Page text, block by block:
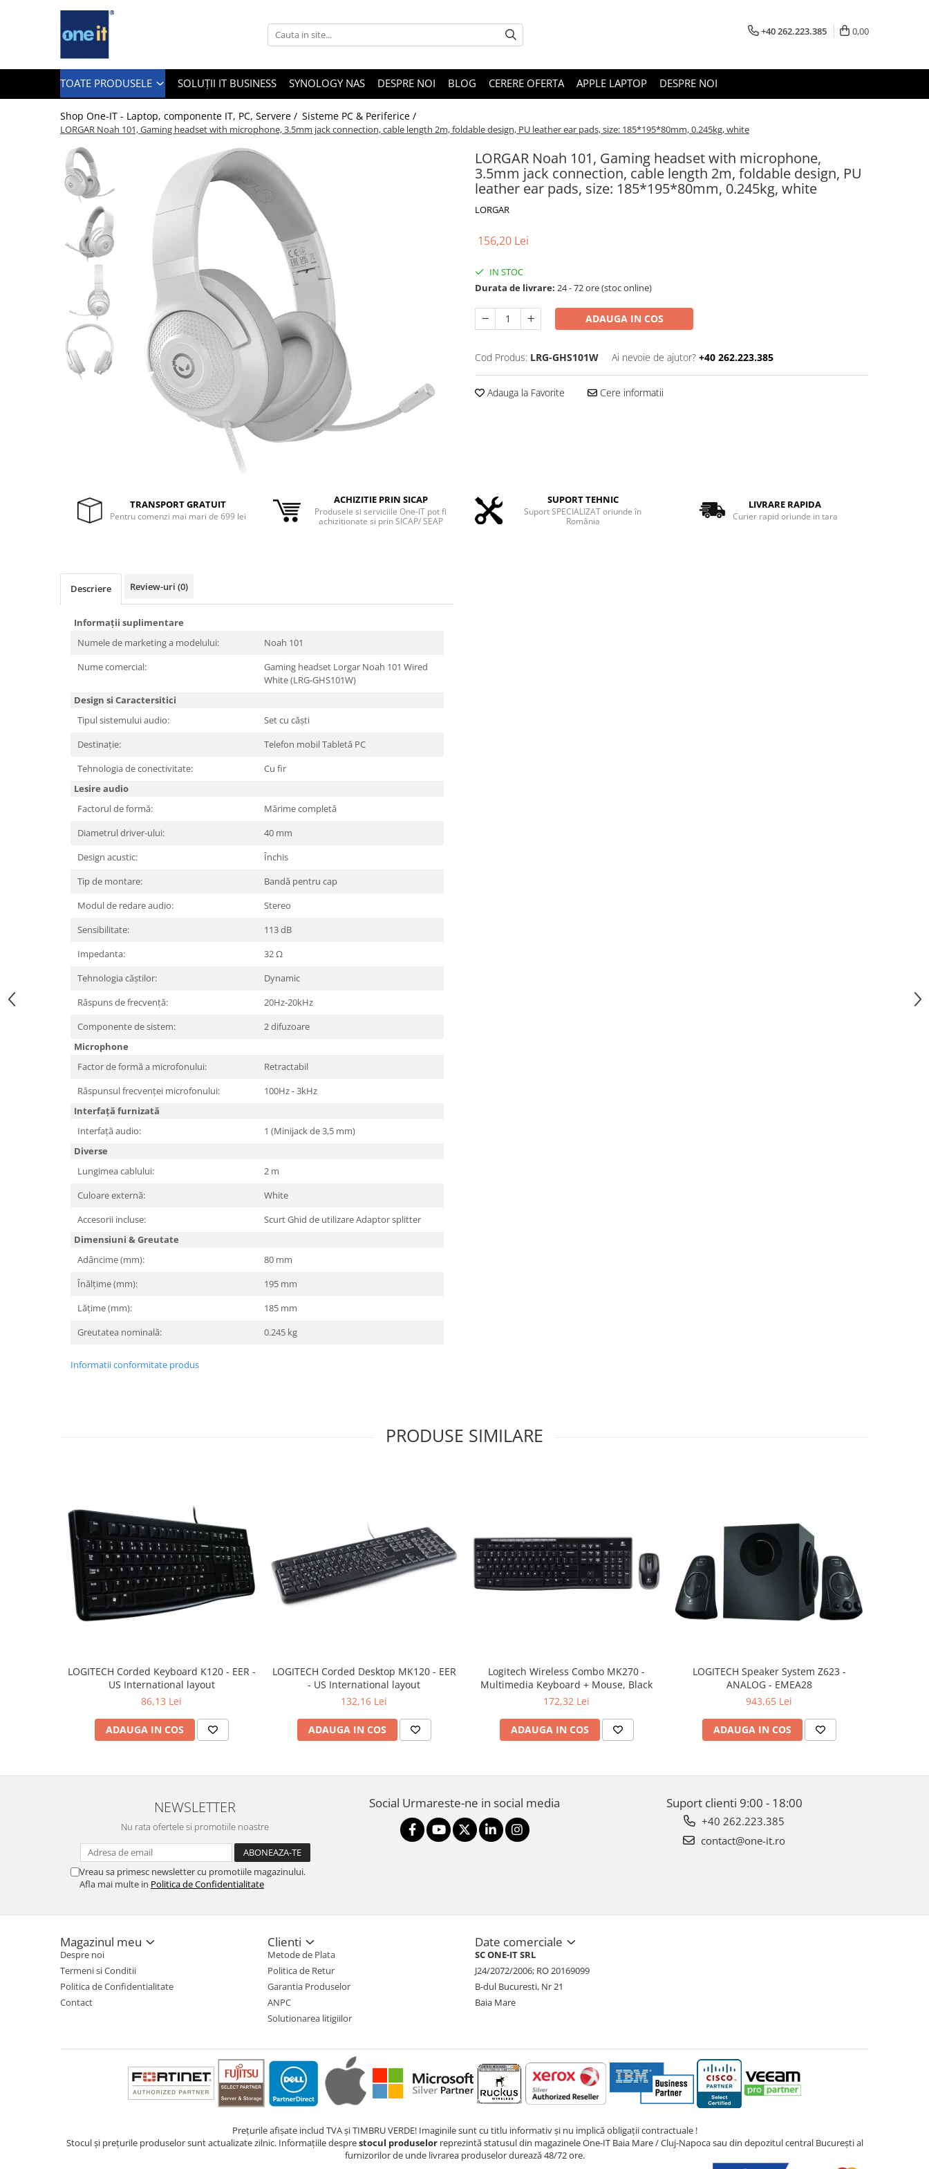
Toate Produsele
Laptop / Notebook
Notebook Consumer
Accesorii Laptop
Componente Laptop
Tablete & accesorii
Telefoane & accesorii
Apple AirTag
Inele Smart
Ochelari Smart
Microfoane & Casti Gaming
Tastaturi Gaming
Card Reader
Surse
Servere & Componente
Componente Server
Retelistica & Supraveghere
Imprimante 3D
TV, Multimedia & Electronice
Televizoare & accesorii
Multiboard & Accessorii
Foto & Video
+40 262.223.385 0,00
TOATE PRODUSELE SOLUȚII IT BUSINESS SYNOLOGY NAS DESPRE NOI BLOG CERERE OFERTA APPLE LAPTOP DESPRE NOI
Shop One-IT - Laptop, componente IT, PC, Servere / Sisteme PC & Periferice /
LORGAR Noah 101, Gaming headset with microphone, 3.5mm jack connection, cable length 2m, foldable design, PU leather ear pads, size: 185*195*80mm, 0.245kg, white
LORGAR Noah 101, Gaming headset with microphone,
3.5mm jack connection, cable length 2m, foldable design, PU
leather ear pads, size: 185*195*80mm, 0.245kg, white
LORGAR
156,20 Lei
IN STOC
Durata de livrare: 24 - 72 ore (stoc online)
ADAUGA IN COS
Cod Produs: LRG-GHS101W Ai nevoie de ajutor? +40 262.223.385
Adauga la Favorite Cere informatii
TRANSPORT GRATUIT
Pentru comenzi mai mari de 699 lei
ACHIZITIE PRIN SICAP
Produsele si serviciile One-IT pot fi
achizitionate si prin SICAP/ SEAP
SUPORT TEHNIC
Suport SPECIALIZAT oriunde în
România
LIVRARE RAPIDA
Curier rapid oriunde in tara
Descriere Review-uri (0)
Informații suplimentare
Numele de marketing a modelului:
Noah 101
Nume comercial:
Gaming headset Lorgar Noah 101 Wired
White (LRG-GHS101W)
Design si Caractersitici
Tipul sistemului audio:
Set cu căști
Destinație:
Telefon mobil Tabletă PC
Tehnologia de conectivitate:
Cu fir
Lesire audio
Factorul de formă:
Mărime completă
Diametrul driver-ului:
40 mm
Design acustic:
Închis
Tip de montare:
Bandă pentru cap
Modul de redare audio:
Stereo
Sensibilitate:
113 dB
Impedanta:
32 Ω
Tehnologia căștilor:
Dynamic
Răspuns de frecvență:
20Hz-20kHz
Componente de sistem:
2 difuzoare
Microphone
Factor de formă a microfonului:
Retractabil
Răspunsul frecvenței microfonului:
100Hz - 3kHz
Interfață furnizată
Interfață audio:
1 (Minijack de 3,5 mm)
Diverse
Lungimea cablului:
2 m
Culoare externă:
White
Accesorii incluse:
Scurt Ghid de utilizare Adaptor splitter
Dimensiuni & Greutate
Adâncime (mm):
80 mm
Înălțime (mm):
195 mm
Lățime (mm):
185 mm
Greutatea nominală:
0.245 kg
Informatii conformitate produs
PRODUSE SIMILARE
LOGITECH Corded Keyboard K120 - EER -
US International layout
86,13 Lei
ADAUGA IN COS
LOGITECH Corded Desktop MK120 - EER
- US International layout
132,16 Lei
ADAUGA IN COS
Logitech Wireless Combo MK270 -
Multimedia Keyboard + Mouse, Black
172,32 Lei
ADAUGA IN COS
LOGITECH Speaker System Z623 -
ANALOG - EMEA28
943,65 Lei
ADAUGA IN COS
NEWSLETTER
Nu rata ofertele si promotiile noastre
Vreau sa primesc newsletter cu promotiile magazinului.
Afla mai multe in Politica de Confidentialitate
Social Urmareste-ne in social media Suport clienti 9:00 - 18:00
+40 262.223.385
contact@one-it.ro
Magazinul meu
Despre noi
Termeni si Conditii
Politica de Confidentialitate
Contact
Clienti
Metode de Plata
Politica de Retur
Garantia Produselor
ANPC
Solutionarea litigiilor
Date comerciale
SC ONE-IT SRL
J24/2072/2006; RO 20169099
B-dul Bucuresti, Nr 21
Baia Mare
Prețurile afișate includ TVA și TIMBRU VERDE! Imaginile sunt cu titlu informativ și nu implică obligații contractuale !
Stocul și prețurile produselor sunt actualizate zilnic. Informațiile desprestocul produselorreprezintă statusul din magazinele One-IT Baia Mare / Cluj-Napoca sau din depozitul central București al
furnizorilor de unde livrarea produselor durează 48/72 ore.